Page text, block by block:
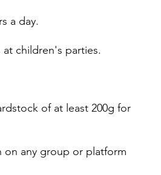
a day.
children's parties.
of at least 200g for
on any group or platform